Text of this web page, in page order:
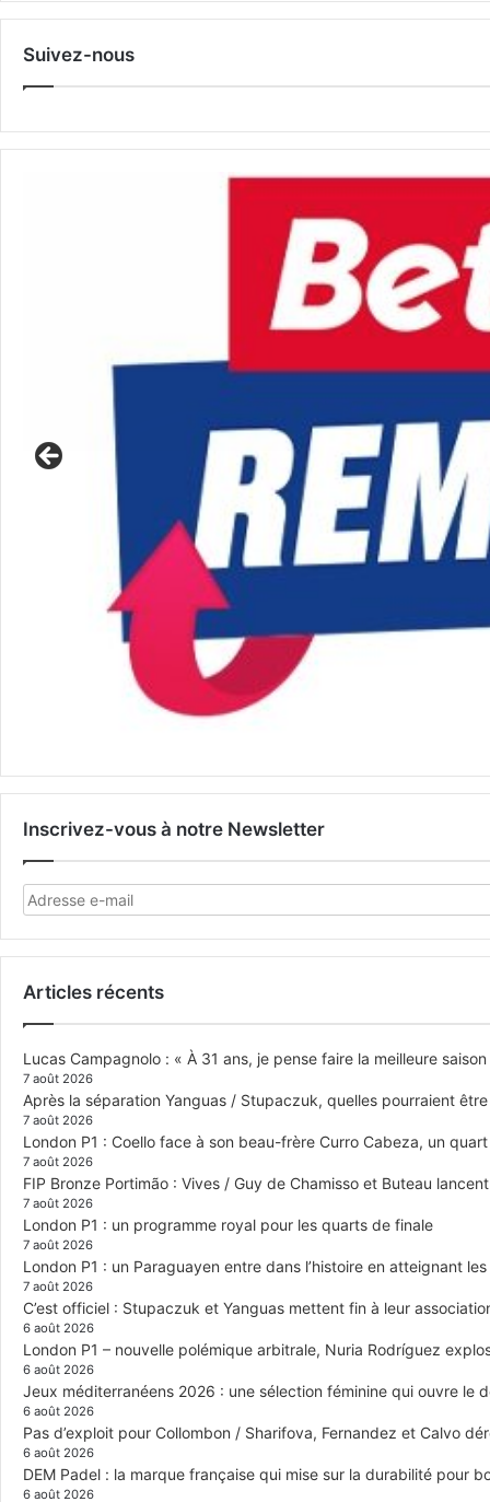
Suivez-nous
Inscrivez-vous à notre Newsletter
Articles récents
Lucas Campagnolo : « À 31 ans, je pense faire la meilleure
7 août 2026
Après la séparation Yanguas / Stupaczuk, quelles pourraient
7 août 2026
London P1 : Coello face à son beau-frère Curro Cabeza, un
7 août 2026
FIP Bronze Portimão : Vives / Guy de Chamisso et Buteau
7 août 2026
London P1 : un programme royal pour les quarts de finale
7 août 2026
London P1 : un Paraguayen entre dans l’histoire en atteignant
7 août 2026
C’est officiel : Stupaczuk et Yanguas mettent fin à leur
6 août 2026
London P1 – nouvelle polémique arbitrale, Nuria Rodríguez
6 août 2026
Jeux méditerranéens 2026 : une sélection féminine qui ouvre le
6 août 2026
Pas d’exploit pour Collombon / Sharifova, Fernandez et Calvo
6 août 2026
DEM Padel : la marque française qui mise sur la durabilité pour
6 août 2026